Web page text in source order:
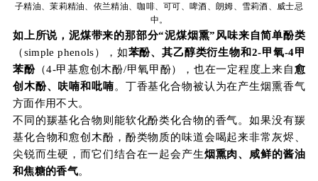
子精油、茉莉精油、依兰精油、咖啡、可可、啤酒、朗姆、雪莉酒、威士忌
中。
如上所说，泥煤带来的那部分“泥煤烟熏”风味来自简单酚类
（simple phenols），如苯酚、其乙醇类衍生物和2-甲氧-4甲
苯酚（4-甲基愈创木酚/甲氧甲酚），也在一定程度上来自愈
创木酚、呋喃和吡喃。丁香基化合物被认为在产生烟熏香气
方面作用不大。
不同的羰基化合物则能软化酚类化合物的香气。如果没有羰
基化合物和愈创木酚，酚类物质的味道会喝起来非常灰烬、
尖锐而生硬，而它们结合在一起会产生烟熏肉、咸鲜的酱油
和焦糖的香气。